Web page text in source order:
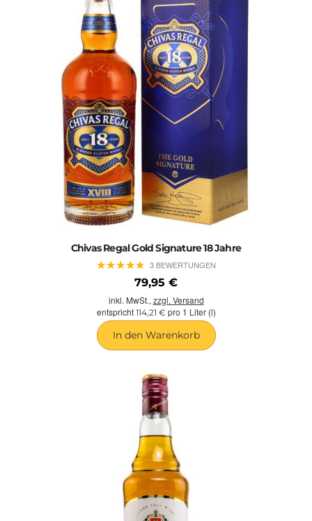
Chivas Regal Gold Signature 18 Jahre
★★★★★
★★★★★ 3 BEWERTUNGEN
79,95 €
inkl. MwSt., zzgl. Versand
entspricht 114,21 € pro 1 Liter (l)
In den Warenkorb